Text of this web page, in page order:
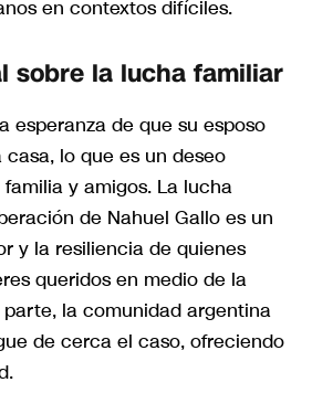
en contextos difíciles.
sobre la lucha familiar
esperanza de que su esposo
lo que es un deseo
y amigos. La lucha
de Nahuel Gallo es un
y la resiliencia de quienes
queridos en medio de la
parte, la comunidad argentina
de cerca el caso, ofreciendo